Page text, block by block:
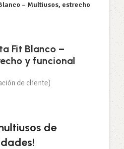
– Multiusos, estrecho
Fit Blanco –
y funcional
de cliente)
de